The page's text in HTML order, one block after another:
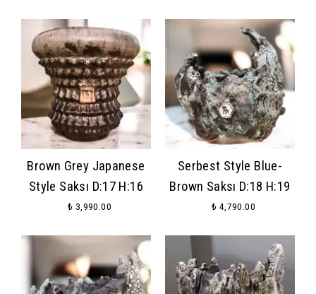
Brown Grey Japanese
Style Saksı D:17 H:16
₺ 3,990.00
Serbest Style Blue-
Brown Saksı D:18 H:19
₺ 4,790.00